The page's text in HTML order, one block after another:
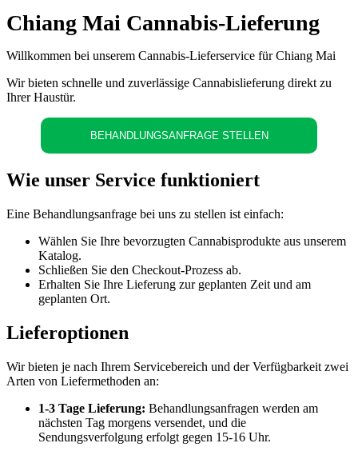
Chiang Mai Cannabis-Lieferung
Willkommen bei unserem Cannabis-Lieferservice für Chiang Mai
Wir bieten schnelle und zuverlässige Cannabislieferung direkt zu
Ihrer Haustür.
BEHANDLUNGSANFRAGE STELLEN
Wie unser Service funktioniert
Eine Behandlungsanfrage bei uns zu stellen ist einfach:
Wählen Sie Ihre bevorzugten Cannabisprodukte aus unserem
Katalog.
Schließen Sie den Checkout-Prozess ab.
Erhalten Sie Ihre Lieferung zur geplanten Zeit und am
geplanten Ort.
Lieferoptionen
Wir bieten je nach Ihrem Servicebereich und der Verfügbarkeit zwei
Arten von Liefermethoden an:
1-3 Tage Lieferung: Behandlungsanfragen werden am
nächsten Tag morgens versendet, und die
Sendungsverfolgung erfolgt gegen 15-16 Uhr.